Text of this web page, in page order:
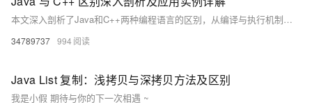
本文深入剖析了Java和C++两种编程语言的区别，从编译与执行机制、面向对象特性、数据类型与变量、内存管理、异常处理等方面进行对比，并结合游戏开发、企业级应用开发、操作系统与嵌入式开发等实际场景分析其特点。Java以跨平台性强、自动内存管理著称，适合企业级应用；C++则因高性能和对硬件的直接访问能力，在游戏引擎和嵌入式系统中占据优势。开发者可根据项目需求选择合适语言，提升开发效率与软件质量。附面试资料链接：[点此获取](https://pan.quark.cn/s/4459235fee85)。
34789737 994
Java List 复制：浅拷贝与深拷贝方法及区别
我是小假 期待与你的下一次相遇 ~